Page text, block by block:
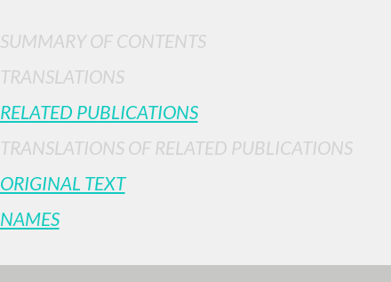
SUMMARY OF CONTENTS
TRANSLATIONS
RELATED PUBLICATIONS
TRANSLATIONS OF RELATED PUBLICATIONS
ORIGINAL TEXT
NAMES